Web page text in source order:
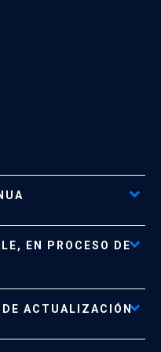
Importante
EN PROCESO DE
file_download
DE ACTUALIZACIÓN